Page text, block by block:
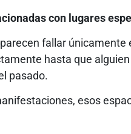
con lugares
fallar
hasta que
pasado.
esos